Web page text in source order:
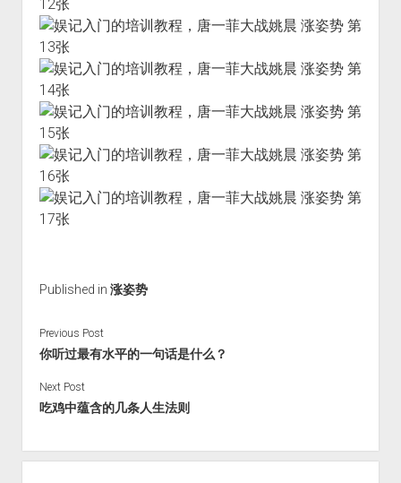
Published in 涨姿势
Previous Post
你听过最有水平的一句话是什么？
Next Post
吃鸡中蕴含的几条人生法则